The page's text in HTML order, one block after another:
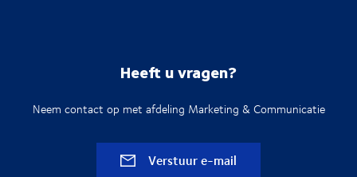
Heeft u vragen?
Neem contact op met afdeling Marketing & Communicatie
Verstuur e-mail